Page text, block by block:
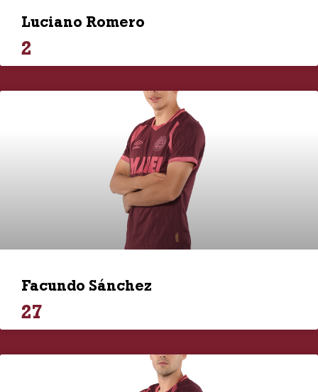
Luciano Romero
2
Facundo Sánchez
27